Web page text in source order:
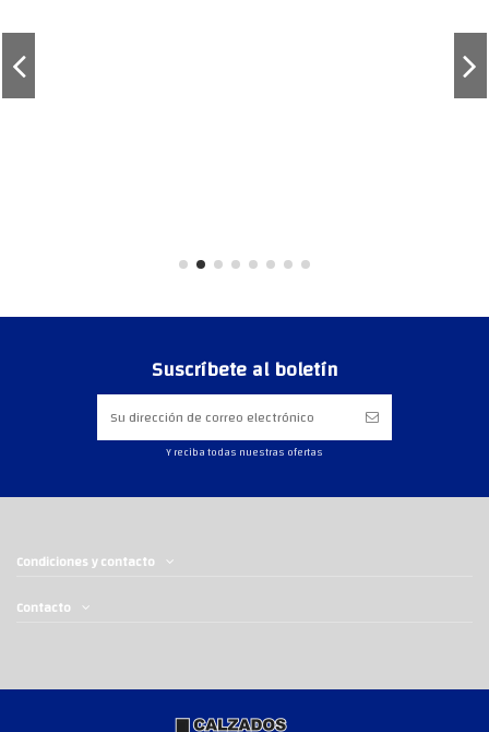
Suscríbete al boletín
Y reciba todas nuestras ofertas
Condiciones y contacto
Contacto